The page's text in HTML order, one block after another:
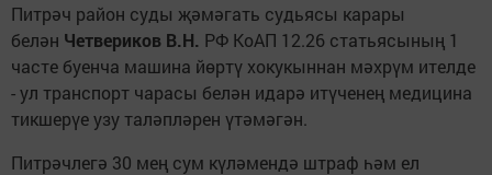
Питрәч район суды җәмәгать судьясы карары
белән Четвериков В.Н. РФ КоАП 12.26 статьясының 1
часте буенча машина йөртү хокукыннан мәхрүм ителде
- ул транспорт чарасы белән идарә итүченең медицина
тикшерүе узу таләпләрен үтәмәгән.
Питрәчлегә 30 мең сум күләмендә штраф һәм ел